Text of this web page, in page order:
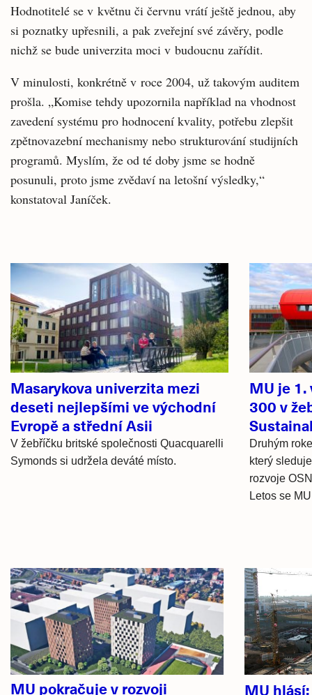
Hodnotitelé se v květnu či červnu vrátí ještě jednou, aby
si poznatky upřesnili, a pak zveřejní své závěry, podle
nichž se bude univerzita moci v budoucnu zařídit.
V minulosti, konkrétně v roce 2004, už takovým auditem
prošla. „Komise tehdy upozornila například na vhodnost
zavedení systému pro hodnocení kvality, potřebu zlepšit
zpětnovazební mechanismy nebo strukturování studijních
programů. Myslím, že od té doby jsme se hodně
posunuli, proto jsme zvědaví na letošní výsledky,“
konstatoval Janíček.
Související
články
Masarykova univerzita mezi
deseti nejlepšími ve východní
Evropě a střední Asii
V žebříčku britské společnosti Quacquarelli
Symonds si udržela deváté místo.
MU je 1.
300 v
Druhým
který
rozvoje
Letos se
Hlavní
novinky
MU pokračuje v rozvoji MU